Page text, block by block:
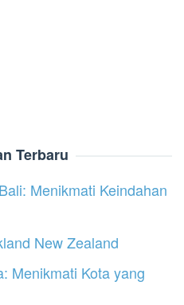
Terbaru
Menikmati Keindahan
New Zealand
Menikmati Kota yang